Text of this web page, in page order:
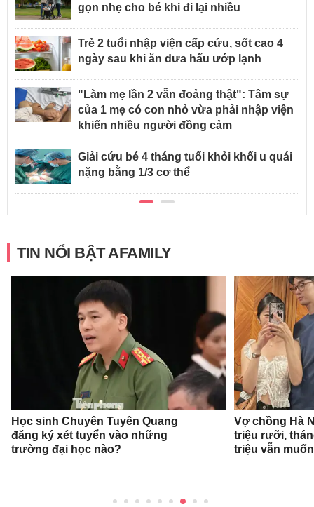
gọn nhẹ cho bé khi đi lại nhiều
Trẻ 2 tuổi nhập viện cấp cứu, sốt cao 4
ngày sau khi ăn dưa hấu ướp lạnh
"Làm mẹ lần 2 vẫn đoảng thật": Tâm sự
của 1 mẹ có con nhỏ vừa phải nhập viện
khiến nhiều người đồng cảm
Giải cứu bé 4 tháng tuổi khỏi khối u quái
nặng bằng 1/3 cơ thể
TIN NỔI BẬT AFAMILY
Học sinh Chuyên Tuyên Quang
đăng ký xét tuyển vào những
trường đại học nào?
Vợ chồng Hà
triệu rưỡi,
triệu vẫn